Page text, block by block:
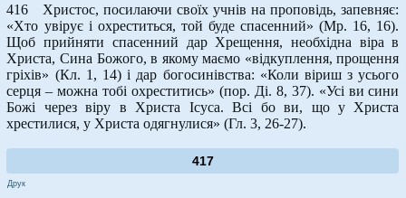
416 Христос, посилаючи своїх учнів на проповідь, запевняє:
«Хто увірує і охреститься, той буде спасенний» (Мр. 16, 16).
Щоб прийняти спасенний дар Хрещення, необхідна віра в
Христа, Сина Божого, в якому маємо «відкуплення, прощення
гріхів» (Кл. 1, 14) і дар богосинівства: «Коли віриш з усього
серця – можна тобі охреститись» (пор. Ді. 8, 37). «Усі ви сини
Божі через віру в Христа Ісуса. Всі бо ви, що у Христа
хрестилися, у Христа одягнулися» (Гл. 3, 26-27).
417
Друк